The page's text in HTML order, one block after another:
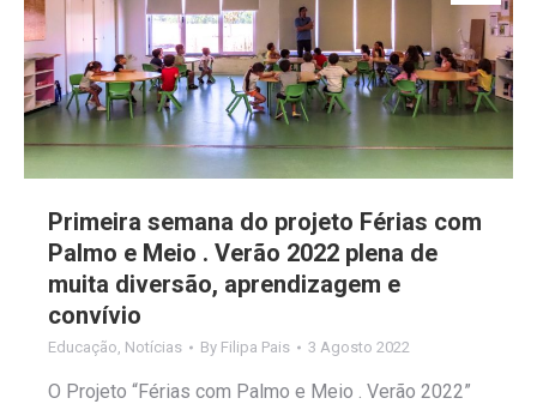
Primeira semana do projeto Férias com
Palmo e Meio . Verão 2022 plena de
muita diversão, aprendizagem e
convívio
Educação Notícias By Filipa Pais 3 Agosto 2022
O Projeto “Férias com Palmo e Meio . Verão 2022”